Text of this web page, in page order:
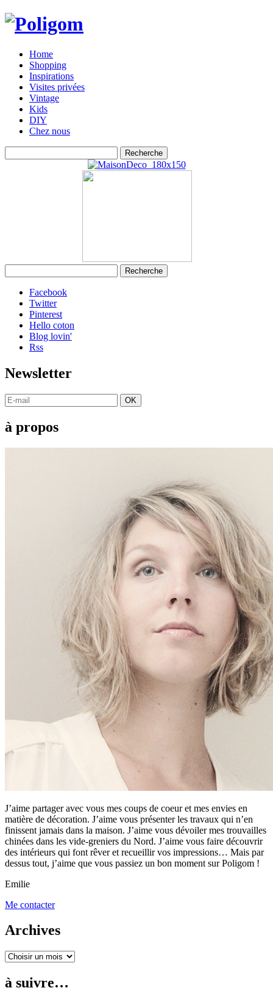
Home
Shopping
Inspirations
Visites privées
Vintage
Kids
DIY
Chez nous
Facebook
Twitter
Pinterest
Hello coton
Blog lovin'
Rss
Newsletter
OK
à propos
J’aime partager avec vous mes coups de coeur et mes envies en
matière de décoration. J’aime vous présenter les travaux qui n’en
finissent jamais dans la maison. J’aime vous dévoiler mes trouvailles
chinées dans les vide-greniers du Nord. J’aime vous faire découvrir
des intérieurs qui font rêver et recueillir vos impressions… Mais par
dessus tout, j’aime que vous passiez un bon moment sur Poligom !
Emilie
Me contacter
Archives
à suivre…